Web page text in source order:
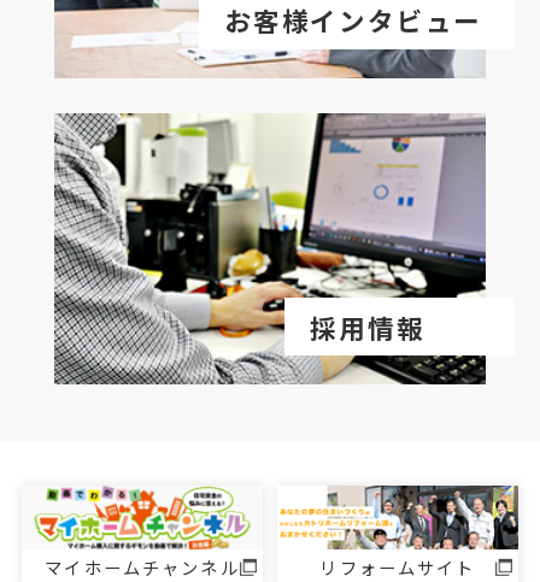
お客様インタビュー
採用情報
マイホームチャンネル リフォームサイト